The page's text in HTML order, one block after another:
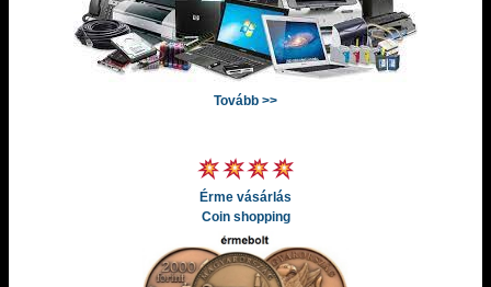
Tovább >>
Érme vásárlás
Coin shopping